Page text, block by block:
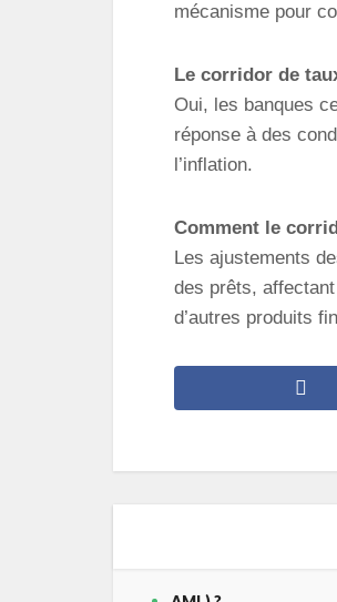
mécanisme pour
Le corridor de
Oui, les banques
réponse à des
l’inflation.
Comment le
Les ajustements
des prêts,
d’autres produits